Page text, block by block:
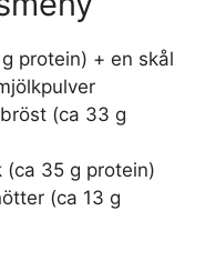
protein) + en skål
(ca 33 g
(ca 35 g protein)
(ca 13 g